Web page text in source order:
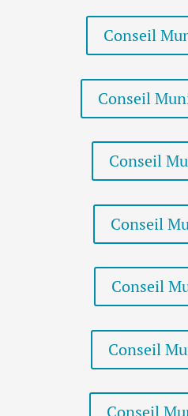
Conseil
Conseil
Conseil
Conseil
Conseil
Conseil